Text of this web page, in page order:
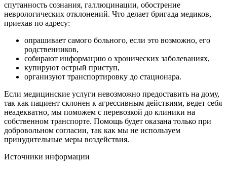
спутанность сознания, галлюцинации, обострение
неврологических отклонений. Что делает бригада медиков,
приехав по адресу:
опрашивает самого больного, если это возможно, его
родственников,
собирают информацию о хронических заболеваниях,
купируют острый приступ,
организуют транспортировку до стационара.
Если медицинские услуги невозможно предоставить на дому,
так как пациент склонен к агрессивным действиям, ведет себя
неадекватно, мы поможем с перевозкой до клиники на
собственном транспорте. Помощь будет оказана только при
добровольном согласии, так как мы не используем
принудительные меры воздействия.
Источники информации